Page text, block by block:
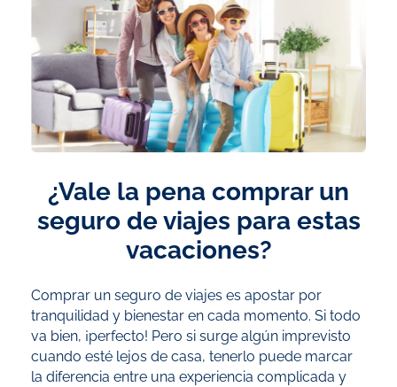
¿Vale la pena comprar un
seguro de viajes para estas
vacaciones?
Comprar un seguro de viajes es apostar por
tranquilidad y bienestar en cada momento. Si todo
va bien, ¡perfecto! Pero si surge algún imprevisto
cuando esté lejos de casa, tenerlo puede marcar
la diferencia entre una experiencia complicada y